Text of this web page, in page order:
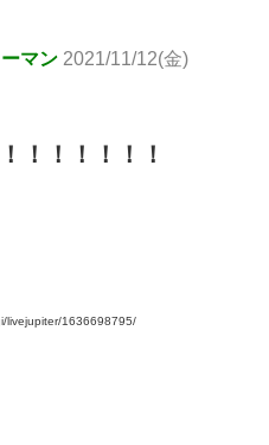
マン 2021/11/12(金)
！！！！！！
livejupiter/1636698795/